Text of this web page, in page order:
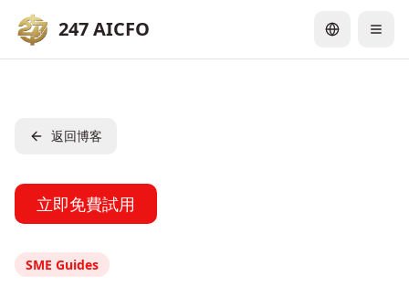
247 AICFO
返回博客
立即免費試用
SME Guides